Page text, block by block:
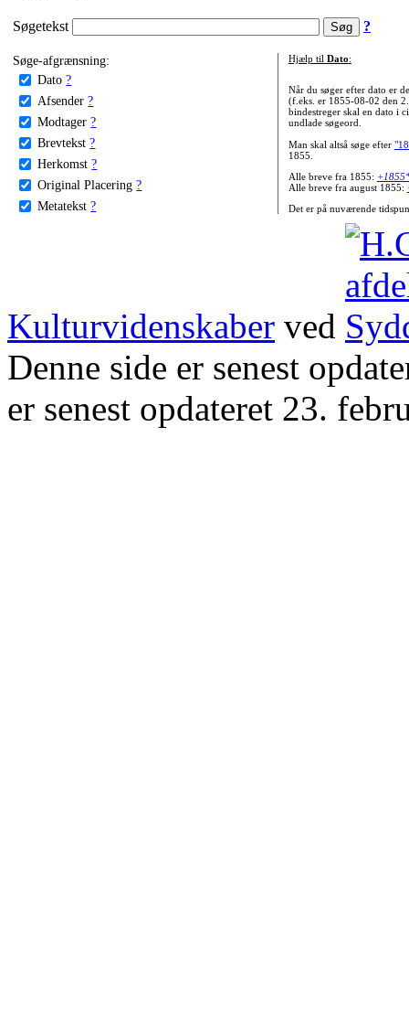
Søgetekst ?
Søge-afgrænsning:
Dato ?
Afsender ?
Modtager ?
Brevtekst ?
Herkomst ?
Original Placering ?
Metatekst ?
Hjælp til Dato:
Når du søger efter dato er
(f.eks. er 1855-08-02 den
bindestreger skal en dato i
undlade søgeord.
Man skal altså søge efter
1855.
Alle breve fra 1855:
Alle breve fra august 1855:
Det er på nuværende
Kulturvidenskaber ved
Denne side er senest
er senest opdateret 23.